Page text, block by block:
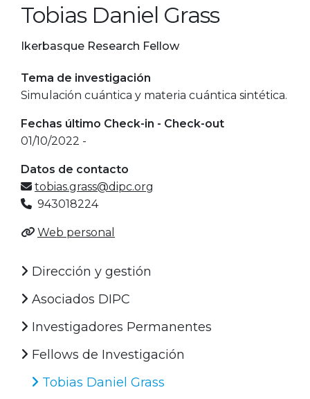
Tobias Daniel Grass
Ikerbasque Research Fellow
Tema de investigación
Simulación cuántica y materia cuántica sintética.
Fechas último Check-in - Check-out
01/10/2022 -
Datos de contacto
tobias.grass@dipc.org
943018224
Web personal
Dirección y gestión
Asociados DIPC
Investigadores Permanentes
Fellows de Investigación
Tobias Daniel Grass